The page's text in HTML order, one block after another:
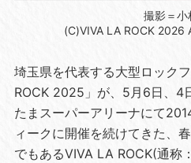
撮影＝小
(C)VIVA LA ROCK 2026
埼⽟県を代表する⼤型ロック
ROCK 2025」が、5⽉6⽇、4
たまスーパーアリーナにて
ィークに開催を続けてきた、
でもあるVIVA LA ROCK(通称